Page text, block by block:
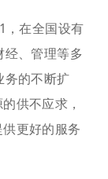
，在全国设有
、管理等多
务的不断扩
供不应求，
更好的服务